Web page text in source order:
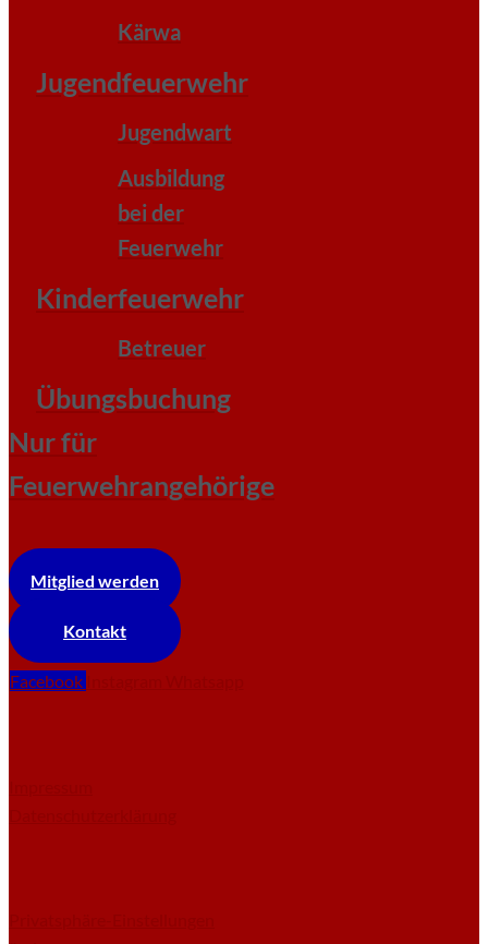
Kärwa
Jugendfeuerwehr
Jugendwart
Ausbildung
bei der
Feuerwehr
Kinderfeuerwehr
Betreuer
Übungsbuchung
Nur für
Feuerwehrangehörige
Mitglied werden
Kontakt
Facebook